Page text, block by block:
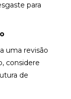
para
uma revisão
considere
de